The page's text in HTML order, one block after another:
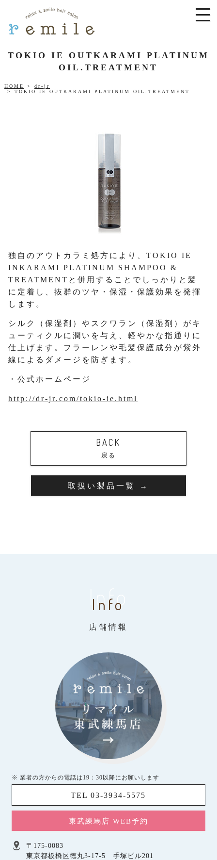
TOKIO IE OUTKARAMI PLATINUM
OIL.TREATMENT
HOME
dr-jr
TOKIO IE OUTKARAMI PLATINUM OIL.TREATMENT
独自のアウトカラミ処方により、TOKIO IE
INKARAMI PLATINUM SHAMPOO &
TREATMENTと併用することでしっかりと髪
に定着し、抜群のツヤ・保湿・保護効果を発揮
します。
シルク（保湿剤）やスクワラン（保湿剤）がキ
ューティクルに潤いを与え、軽やかな指通りに
仕上げます。フラーレンや毛髪保護成分が紫外
線によるダメージを防ぎます。
・公式ホームページ
http://dr-jr.com/tokio-ie.html
BACK
戻る
取扱い製品一覧 →
Info
Info
店舗情報
※ 業者の方からの電話は19：30以降にお願いします
TEL 03-3934-5575
東武練馬店 WEB予約
〒175-0083
東京都板橋区徳丸3-17-5 手塚ビル201